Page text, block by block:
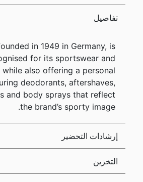
تفاصيل
in 1949 in Germany, is
for its sportswear and
also offering a personal
deodorants, aftershaves,
and body sprays that reflect
the brand’s sporty image.
إرشادات التحضير
التخزين